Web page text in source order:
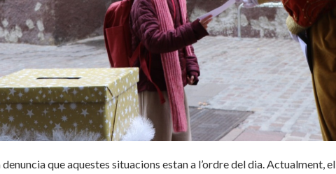
que aquestes situacions estan a l’ordre del dia. Actualment, el